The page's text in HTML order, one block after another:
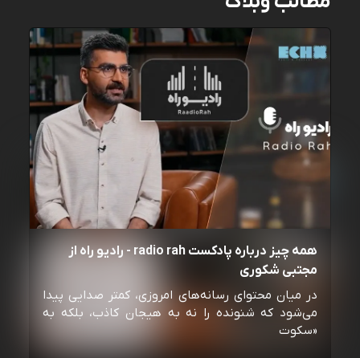
همه چیز درباره پادکست radio rah - رادیو راه از
مجتبی شکوری
در میان محتوای رسانه‌های امروزی، کمتر صدایی پیدا
می‌شود که شنونده را نه به هیجان کاذب، بلکه به
«سکوت